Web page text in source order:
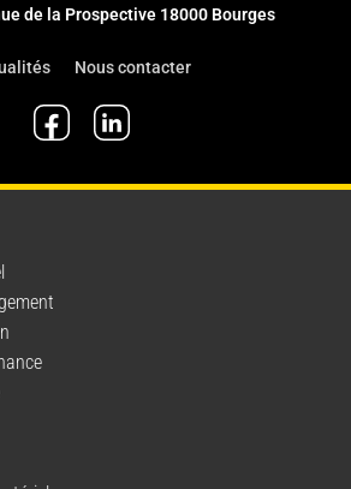
de la Prospective 18000 Bourges
Nous contacter